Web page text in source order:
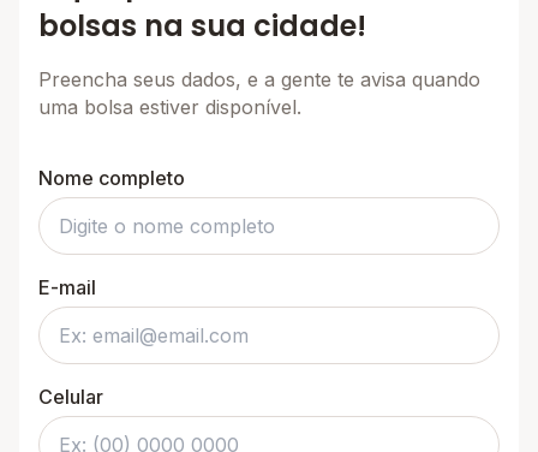
bolsas na sua cidade!
Preencha seus dados, e a gente te avisa quando
uma bolsa estiver disponível.
Nome completo
E-mail
Celular